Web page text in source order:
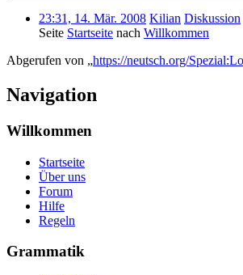
23:31, 14. Mär. 2008 Kilian Diskussion
Seite Startseite nach Willkommen
Abgerufen von „https://neutsch.org/
Navigation
Willkommen
Startseite
Über uns
Forum
Hilfe
Regeln
Grammatik